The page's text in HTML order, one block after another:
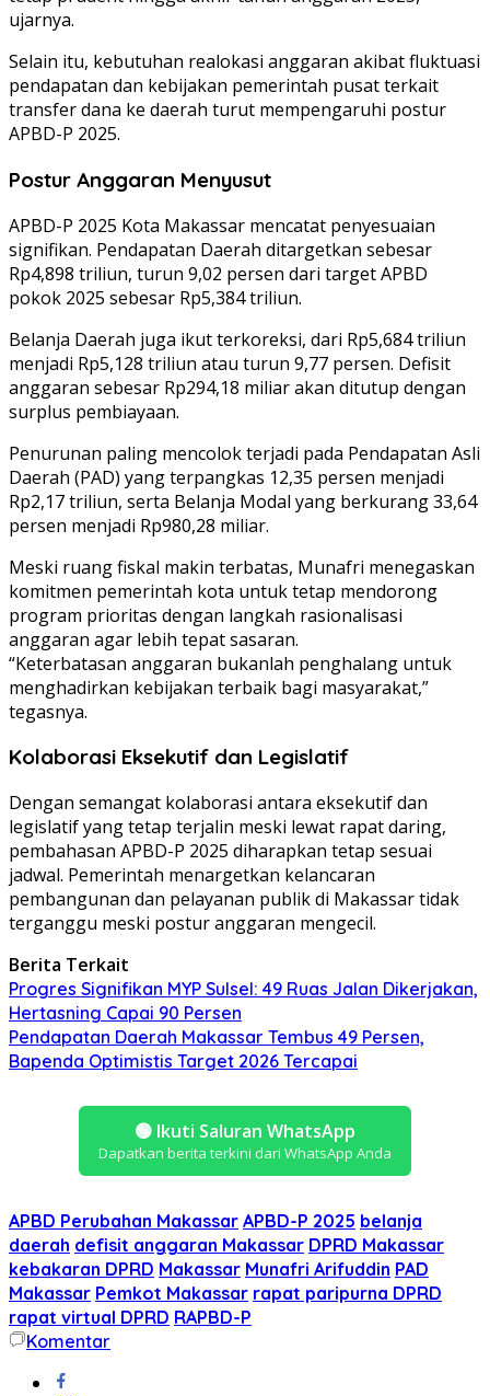
ujarnya.
Selain itu, kebutuhan realokasi anggaran akibat fluktuasi
pendapatan dan kebijakan pemerintah pusat terkait
transfer dana ke daerah turut mempengaruhi postur
APBD-P 2025.
Postur Anggaran Menyusut
APBD-P 2025 Kota Makassar mencatat penyesuaian
signifikan. Pendapatan Daerah ditargetkan sebesar
Rp4,898 triliun, turun 9,02 persen dari target APBD
pokok 2025 sebesar Rp5,384 triliun.
Belanja Daerah juga ikut terkoreksi, dari Rp5,684 triliun
menjadi Rp5,128 triliun atau turun 9,77 persen. Defisit
anggaran sebesar Rp294,18 miliar akan ditutup dengan
surplus pembiayaan.
Penurunan paling mencolok terjadi pada Pendapatan Asli
Daerah (PAD) yang terpangkas 12,35 persen menjadi
Rp2,17 triliun, serta Belanja Modal yang berkurang 33,64
persen menjadi Rp980,28 miliar.
Meski ruang fiskal makin terbatas, Munafri menegaskan
komitmen pemerintah kota untuk tetap mendorong
program prioritas dengan langkah rasionalisasi
anggaran agar lebih tepat sasaran.
“Keterbatasan anggaran bukanlah penghalang untuk
menghadirkan kebijakan terbaik bagi masyarakat,”
tegasnya.
Kolaborasi Eksekutif dan Legislatif
Dengan semangat kolaborasi antara eksekutif dan
legislatif yang tetap terjalin meski lewat rapat daring,
pembahasan APBD-P 2025 diharapkan tetap sesuai
jadwal. Pemerintah menargetkan kelancaran
pembangunan dan pelayanan publik di Makassar tidak
terganggu meski postur anggaran mengecil.
Berita Terkait
Progres Signifikan MYP Sulsel: 49 Ruas Jalan Dikerjakan,
Hertasning Capai 90 Persen
Pendapatan Daerah Makassar Tembus 49 Persen,
Bapenda Optimistis Target 2026 Tercapai
🟢 Ikuti Saluran WhatsApp
Dapatkan berita terkini dari WhatsApp Anda
APBD Perubahan Makassar APBD-P 2025 belanja
daerah defisit anggaran Makassar DPRD Makassar
kebakaran DPRD Makassar Munafri Arifuddin PAD
Makassar Pemkot Makassar rapat paripurna DPRD
rapat virtual DPRD RAPBD-P
Komentar